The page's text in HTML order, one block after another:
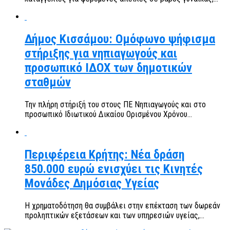
Δήμος Κισσάμου: Ομόφωνο ψήφισμα
στήριξης για νηπιαγωγούς και
προσωπικό ΙΔΟΧ των δημοτικών
σταθμών
Την πλήρη στήριξή του στους ΠΕ Νηπιαγωγούς και στο
προσωπικό Ιδιωτικού Δικαίου Ορισμένου Χρόνου...
Περιφέρεια Κρήτης: Νέα δράση
850.000 ευρώ ενισχύει τις Κινητές
Μονάδες Δημόσιας Υγείας
Η χρηματοδότηση θα συμβάλει στην επέκταση των δωρεάν
προληπτικών εξετάσεων και των υπηρεσιών υγείας,...